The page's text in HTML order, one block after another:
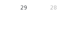
28
29